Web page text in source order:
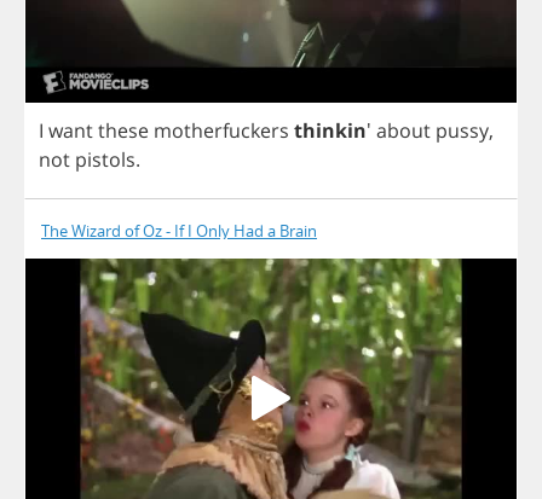
I wantthese motherfuckers thinkin' about pussy,
not pistols.
The Wizard of Oz - If I Only Had a Brain